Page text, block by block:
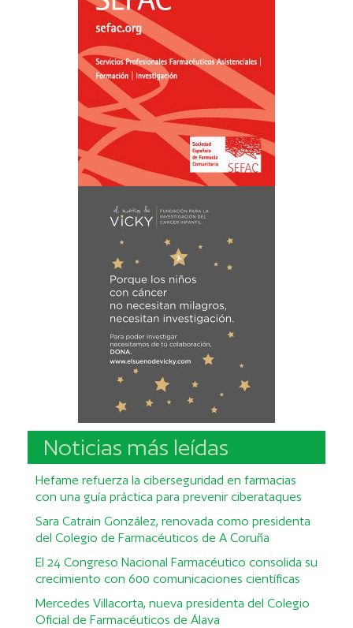
Noticias más leídas
Hefame refuerza la ciberseguridad en farmacias
con una guía práctica para prevenir ciberataques
Sara Catrain González, renovada como presidenta
del Colegio de Farmacéuticos de A Coruña
El 24 Congreso Nacional Farmacéutico consolida su
crecimiento con 600 comunicaciones científicas
Mercedes Villacorta, nueva presidenta del Colegio
Oficial de Farmacéuticos de Álava